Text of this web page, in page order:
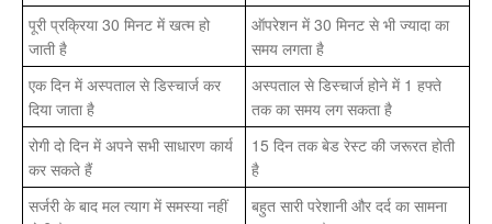
पूरी प्रक्रिया 30 मिनट में खत्म हो
जाती है
ऑपरेशन में 30 मिनट से भी ज्यादा का
समय लगता है
एक दिन में अस्पताल से डिस्चार्ज कर
दिया जाता है
अस्पताल से डिस्चार्ज होने में 1 हफ्ते
तक का समय लग सकता है
रोगी दो दिन में अपने सभी साधारण कार्य
कर सकते हैं
15 दिन तक बेड रेस्ट की जरूरत होती
है
सर्जरी के बाद मल त्याग में समस्या नहीं
बहुत सारी परेशानी और दर्द का सामना